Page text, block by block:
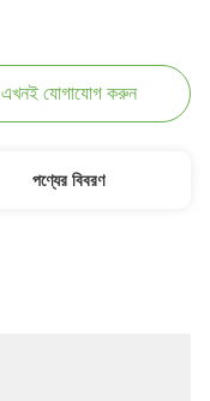
এখনই যোগাযোগ করুন
পণ্যের বিবরণ